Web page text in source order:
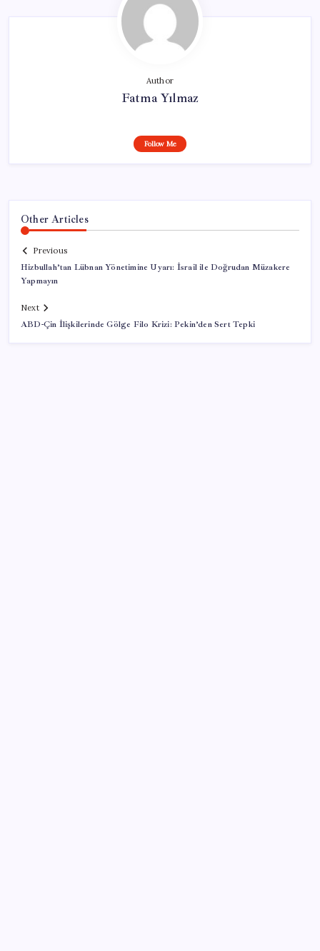
Author
Fatma Yılmaz
Follow Me
Other Articles
Previous
Hizbullah’tan Lübnan Yönetimine Uyarı: İsrail ile Doğrudan Müzakere
Yapmayın
Next
ABD-Çin İlişkilerinde Gölge Filo Krizi: Pekin’den Sert Tepki